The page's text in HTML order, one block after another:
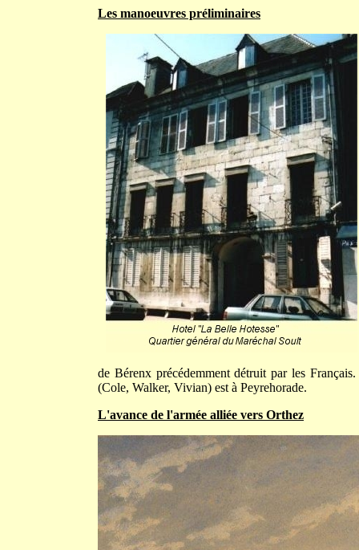
Les manoeuvres préliminaires
de Bérenx précédemment détruit par les
(Cole, Walker, Vivian) est à Peyrehorade.
L'avance de l'armée alliée vers Orthez